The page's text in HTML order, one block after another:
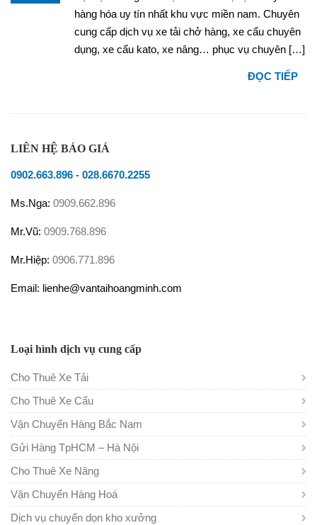
hàng hóa uy tín nhất khu vực miền nam. Chuyên
cung cấp dịch vụ xe tải chở hàng, xe cẩu chuyên
dụng, xe cẩu kato, xe nâng… phục vụ chuyên […]
ĐỌC TIẾP
LIÊN HỆ BÁO GIÁ
0902.663.896 - 028.6670.2255
Ms.Nga: 0909.662.896
Mr.Vũ: 0909.768.896
Mr.Hiệp: 0906.771.896
Email: lienhe@vantaihoangminh.com
Loại hình dịch vụ cung cấp
Cho Thuê Xe Tải
Cho Thuê Xe Cẩu
Vận Chuyển Hàng Bắc Nam
Gửi Hàng TpHCM – Hà Nội
Cho Thuê Xe Nâng
Vận Chuyển Hàng Hoá
Dịch vụ chuyển dọn kho xưởng